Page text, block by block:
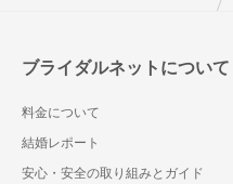
ブライダルネットについて
料金について
結婚レポート
安心・安全の取り組みとガイド